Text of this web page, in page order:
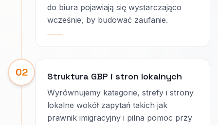
do biura pojawiają się wystarczająco
wcześnie, by budować zaufanie.
02 Struktura GBP i stron lokalnych
Wyrównujemy kategorie, strefy i strony
lokalne wokół zapytań takich jak
prawnik imigracyjny i pilna pomoc przy